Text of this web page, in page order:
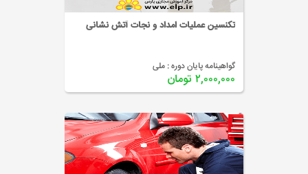
تکنسین عملیات امداد و نجات آتش نشانی
گواهینامه پایان دوره : ملی
۲,۰۰۰,۰۰۰ تومان